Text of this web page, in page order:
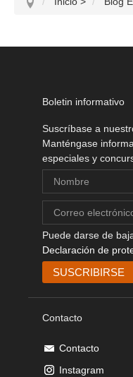
Boletin informativo
Suscríbase a
Manténgase
especiales y
Puede darse de
Declaración de
Contacto
Contacto
Instagram